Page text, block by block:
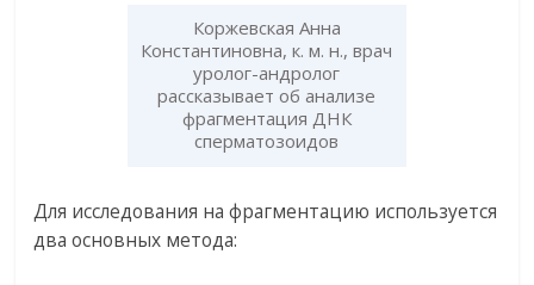
Коржевская Анна
Константиновна, к. м. н., врач
уролог-андролог
рассказывает об анализе
фрагментация ДНК
сперматозоидов
Для исследования на фрагментацию используется
два основных метода: